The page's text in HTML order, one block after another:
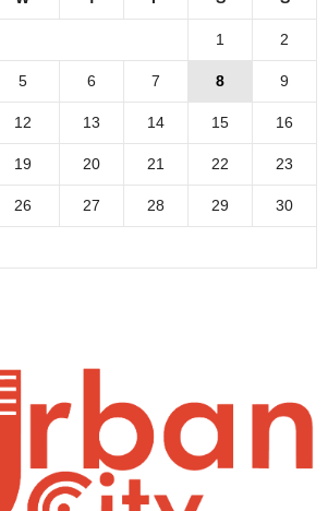
1 2
5 6 7 8 9
12 13 14 15 16
19 20 21 22 23
26 27 28 29 30